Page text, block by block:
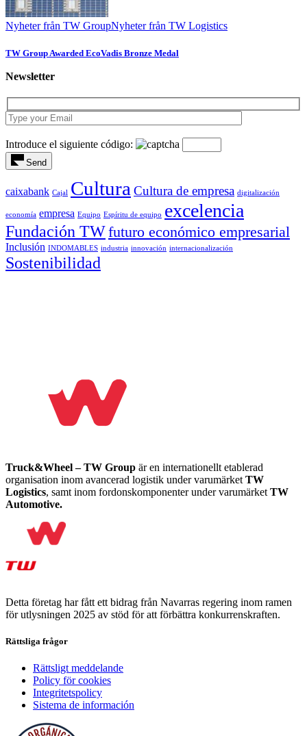
Nyheter från TW GroupNyheter från TW Logistics
TW Group Awarded EcoVadis Bronze Medal
Newsletter
Introduce el siguiente código:
Send
caixabank Cajal Cultura Cultura de empresa digitalización
economía empresa Equipo Espíritu de equipo excelencia
Fundación TWfuturo económico empresarial
Inclusión INDOMABLES industria innovación internacionalización
Sostenibilidad
Truck&Wheel – TW Group är en internationellt etablerad
organisation inom avancerad logistik under varumärket TW
Logistics, samt inom fordonskomponenter under varumärket TW
Automotive.
Detta företag har fått ett bidrag från Navarras regering inom ramen
för utlysningen 2025 av stöd för att förbättra konkurrenskraften.
Rättsliga frågor
Rättsligt meddelande
Policy för cookies
Integritetspolicy
Sistema de información